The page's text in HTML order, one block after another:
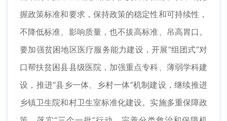
握政策标准和要求，保持政策的稳定性和可持续性，
不降低标准、影响质量，也不拔高标准、吊高胃口。
要加强贫困地区医疗服务能力建设，开展“组团式”对
口帮扶贫困县县级医院，加强重点专科、薄弱学科建
设，推进“县乡一体、乡村一体”机制建设，继续推进
乡镇卫生院和村卫生室标准化建设。实施多重保障政